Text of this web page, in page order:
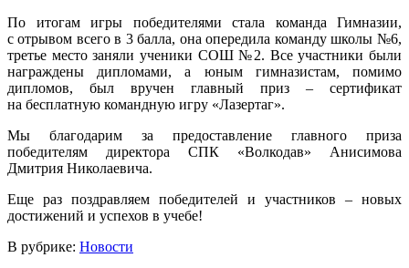
По итогам игры победителями стала команда Гимназии,
с отрывом всего в 3 балла, она опередила команду школы №6,
третье место заняли ученики СОШ №2. Все участники были
награждены дипломами, а юным гимназистам, помимо
дипломов, был вручен главный приз – сертификат
на бесплатную командную игру «Лазертаг».
Мы благодарим за предоставление главного приза
победителям директора СПК «Волкодав» Анисимова
Дмитрия Николаевича.
Еще раз поздравляем победителей и участников – новых
достижений и успехов в учебе!
В рубрике: Новости